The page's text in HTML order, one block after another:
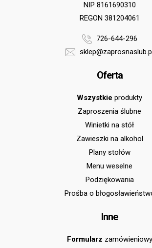
NIP 8161690310
REGON 381204061
726-644-296
sklep@zaprosnaslub.pl
Oferta
Wszystkie produkty
Zaproszenia ślubne
Winietki na stół
Zawieszki na alkohol
Plany stołów
Menu weselne
Podziękowania
Prośba o
Inne
Formularz zamówieniowy